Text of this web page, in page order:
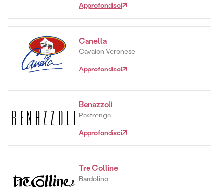
Approfondisci
Canella
Cavaion Veronese
Approfondisci
Benazzoli
Pastrengo
Approfondisci
Tre Colline
Bardolino